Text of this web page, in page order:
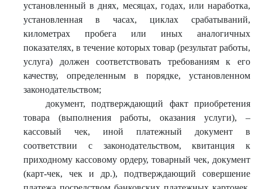
установленный в днях, месяцах, годах, или наработка,
установленная в часах, циклах срабатываний,
километрах пробега или иных аналогичных
показателях, в течение которых товар (результат работы,
услуга) должен соответствовать требованиям к его
качеству, определенным в порядке, установленном
законодательством;
документ, подтверждающий факт приобретения
товара (выполнения работы, оказания услуги), –
кассовый чек, иной платежный документ в
соответствии с законодательством, квитанция к
приходному кассовому ордеру, товарный чек, документ
(карт-чек, чек и др.), подтверждающий совершение